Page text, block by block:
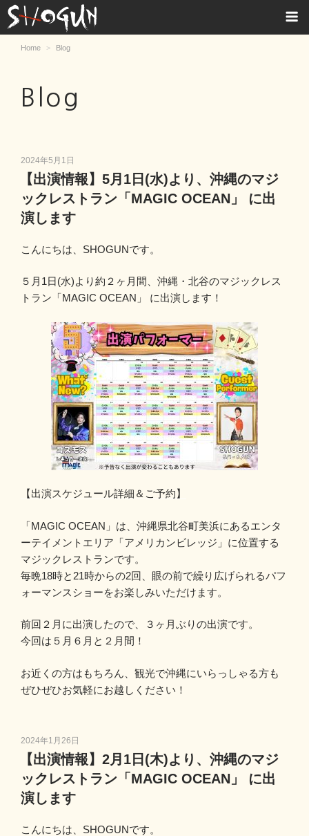
S
Home Blog
Blog
投
稿
日:
2024年5月1日
【出演情報】5月1日(水)より、沖縄のマジ
ックレストラン「MAGIC OCEAN」 に出
演します
こんにちは、SHOGUNです。
５月1日(水)より約２ヶ月間、沖縄・北谷のマジックレス
トラン「MAGIC OCEAN」 に出演します！
【出演スケジュール詳細＆ご予約】
「MAGIC OCEAN」は、沖縄県北谷町美浜にあるエンタ
ーテイメントエリア「アメリカンビレッジ」に位置する
マジックレストランです。
毎晩18時と21時からの2回、眼の前で繰り広げられるパフ
ォーマンスショーをお楽しみいただけます。
前回２月に出演したので、３ヶ月ぶりの出演です。
今回は５月６月と２月間！
お近くの方はもちろん、観光で沖縄にいらっしゃる方も
ぜひぜひお気軽にお越しください！
投
稿
日:
2024年1月26日
【出演情報】2月1日(木)より、沖縄のマジ
ックレストラン「MAGIC OCEAN」 に出
演します
こんにちは、SHOGUNです。